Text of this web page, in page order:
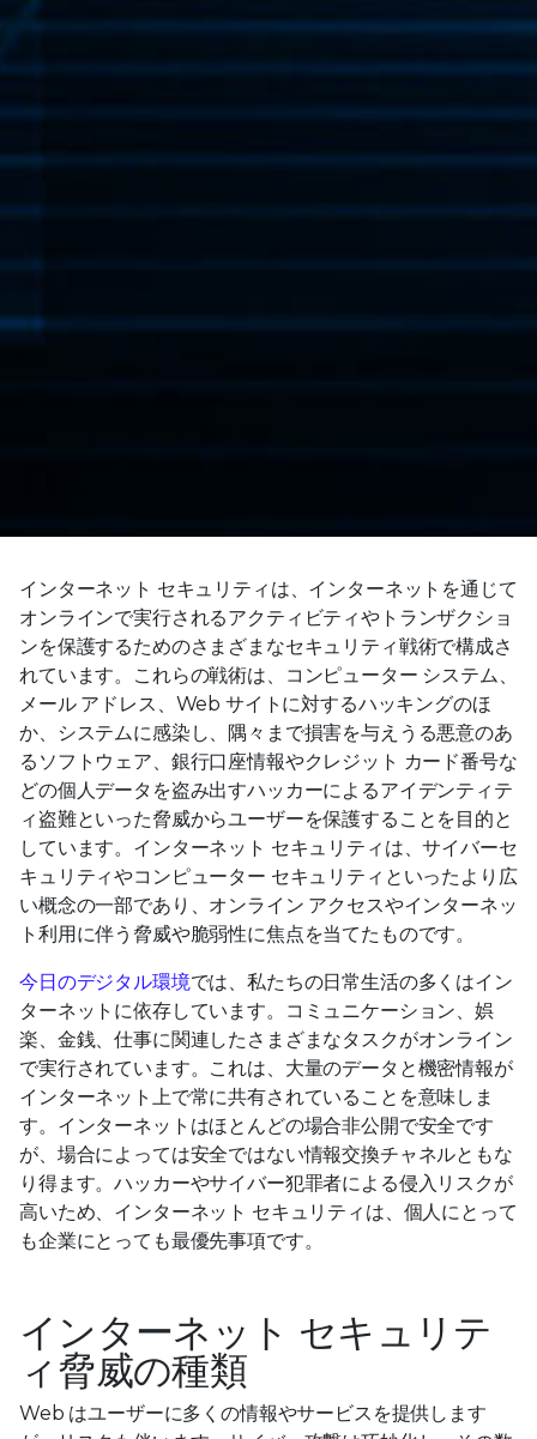
インターネット セキュリティは、インターネットを通じて
オンラインで実行されるアクティビティやトランザクショ
ンを保護するためのさまざまなセキュリティ戦術で構成さ
れています。これらの戦術は、コンピューター システム、
メール アドレス、Web サイトに対するハッキングのほ
か、システムに感染し、隅々まで損害を与えうる悪意のあ
るソフトウェア、銀行口座情報やクレジット カード番号な
どの個人データを盗み出すハッカーによるアイデンティテ
ィ盗難といった脅威からユーザーを保護することを目的と
しています。インターネット セキュリティは、サイバーセ
キュリティやコンピューター セキュリティといったより広
い概念の一部であり、オンライン アクセスやインターネッ
ト利用に伴う脅威や脆弱性に焦点を当てたものです。
今日のデジタル環境では、私たちの日常生活の多くはイン
ターネットに依存しています。コミュニケーション、娯
楽、金銭、仕事に関連したさまざまなタスクがオンライン
で実行されています。これは、大量のデータと機密情報が
インターネット上で常に共有されていることを意味しま
す。インターネットはほとんどの場合非公開で安全です
が、場合によっては安全ではない情報交換チャネルともな
り得ます。ハッカーやサイバー犯罪者による侵入リスクが
高いため、インターネット セキュリティは、個人にとって
も企業にとっても最優先事項です。
インターネット セキュリテ
ィ脅威の種類
Web はユーザーに多くの情報やサービスを提供します